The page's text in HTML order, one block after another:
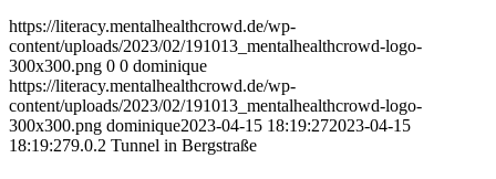
https://literacy.mentalhealthcrowd.de/wp-
content/uploads/2023/02/191013_mentalhealthcrowd-logo-
300x300.png 0 0 dominique
https://literacy.mentalhealthcrowd.de/wp-
content/uploads/2023/02/191013_mentalhealthcrowd-logo-
300x300.png dominique2023-04-15 18:19:272023-04-15
18:19:279.0.2 Tunnel in Bergstraße